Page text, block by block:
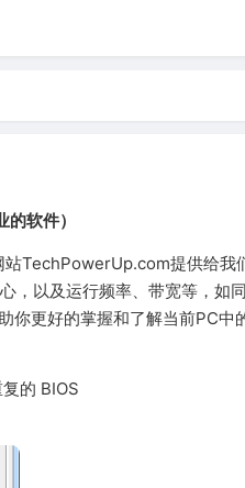
软件）
TechPowerUp.com提供给我
，以及运行频率、带宽等，如
你更好的掌握和了解当前PC中
的 BIOS